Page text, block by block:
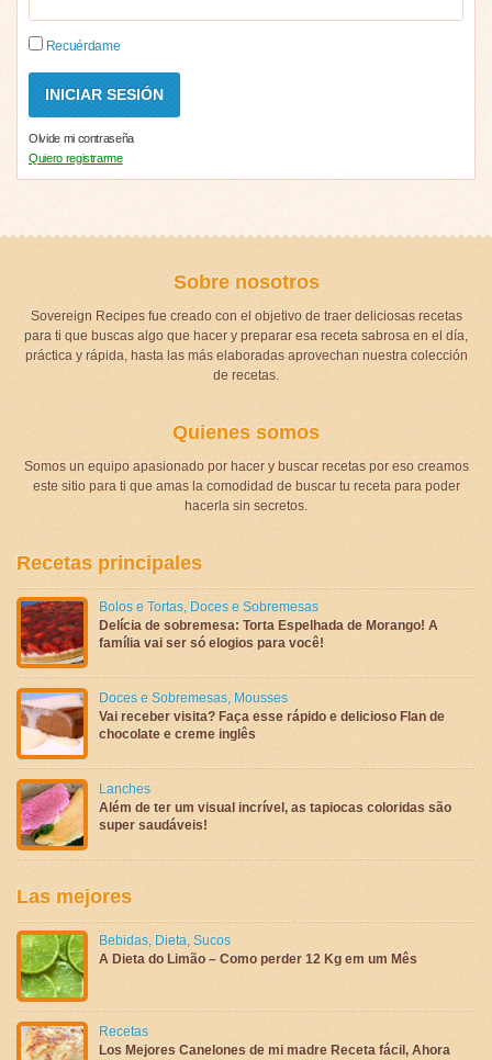
Recuérdame
Olvide mi contraseña
Quiero registrarme
Sobre nosotros
Sovereign Recipes fue creado con el objetivo de traer deliciosas recetas
para ti que buscas algo que hacer y preparar esa receta sabrosa en el día,
práctica y rápida, hasta las más elaboradas aprovechan nuestra colección
de recetas.
Quienes somos
Somos un equipo apasionado por hacer y buscar recetas por eso creamos
este sitio para ti que amas la comodidad de buscar tu receta para poder
hacerla sin secretos.
Recetas principales
Bolos e Tortas, Doces e Sobremesas
Delícia de sobremesa: Torta Espelhada de Morango! A
família vai ser só elogios para você!
Doces e Sobremesas, Mousses
Vai receber visita? Faça esse rápido e delicioso Flan de
chocolate e creme inglês
Lanches
Além de ter um visual incrível, as tapiocas coloridas são
super saudáveis!
Las mejores
Bebidas, Dieta, Sucos
A Dieta do Limão – Como perder 12 Kg em um Mês
Recetas
Los Mejores Canelones de mi madre Receta fácil, Ahora